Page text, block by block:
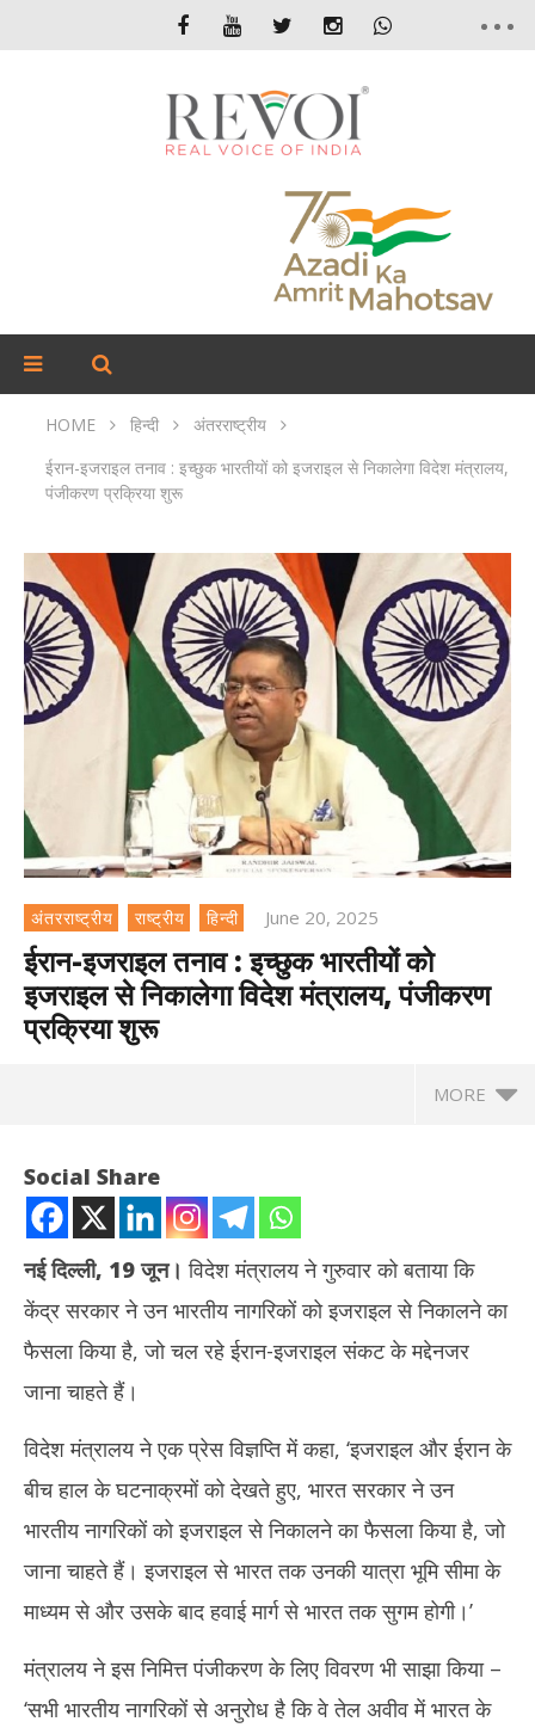
HOME हिन्दी
अंतरराष्ट्रीय
ईरान-इजराइल तनाव : इच्छुक भारतीयों को इजराइल से निकालेगा विदेश मंत्रालय,
पंजीकरण प्रक्रिया शुरू
अंतरराष्ट्रीय राष्ट्रीय हिन्दी June 20, 2025
ईरान-इजराइल तनाव : इच्छुक भारतीयों को
इजराइल से निकालेगा विदेश मंत्रालय, पंजीकरण
प्रक्रिया शुरू
MORE
NOW VIEWING
ईरान-इजराइल तनाव : इच्छुक भारतीयों को इजराइल से निकालेगा विदेश मंत्रालय,
पंजीकरण प्रक्रिया शुरू
20,
2025
Social Share
नई दिल्ली, 19 जून। विदेश मंत्रालय ने गुरुवार को बताया कि
केंद्र सरकार ने उन भारतीय नागरिकों को इजराइल से निकालने का
फैसला किया है, जो चल रहे ईरान-इजराइल संकट के मद्देनजर
जाना चाहते हैं।
विदेश मंत्रालय ने एक प्रेस विज्ञप्ति में कहा, ‘इजराइल और ईरान के
बीच हाल के घटनाक्रमों को देखते हुए, भारत सरकार ने उन
भारतीय नागरिकों को इजराइल से निकालने का फैसला किया है, जो
जाना चाहते हैं। इजराइल से भारत तक उनकी यात्रा भूमि सीमा के
माध्यम से और उसके बाद हवाई मार्ग से भारत तक सुगम होगी।’
मंत्रालय ने इस निमित्त पंजीकरण के लिए विवरण भी साझा किया –
‘सभी भारतीय नागरिकों से अनुरोध है कि वे तेल अवीव में भारत के